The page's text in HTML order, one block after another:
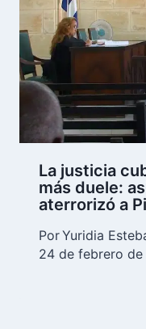
La justicia
más duele:
aterrorizó a
PorYuridia
24 de febrero